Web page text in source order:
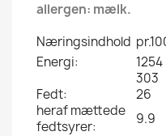
allergen: mælk.
Næringsindhold
Energi:
1254
303
Fedt:
26
heraf mættede
fedtsyrer:
9.9